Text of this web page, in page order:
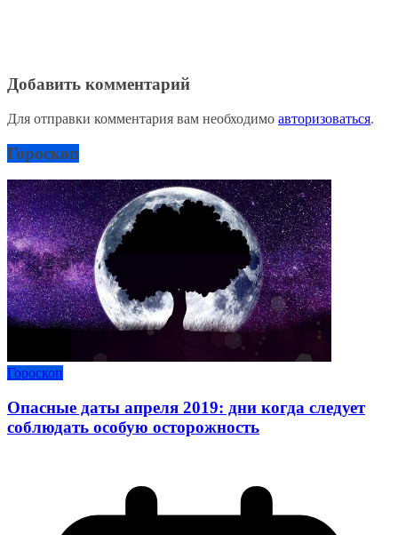
Добавить комментарий
Для отправки комментария вам необходимо авторизоваться.
Гороскоп
Гороскоп
Опасные даты апреля 2019: дни когда следует
соблюдать особую осторожность